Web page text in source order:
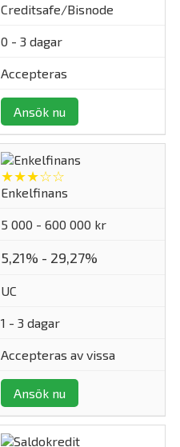
Creditsafe/Bisnode
0 - 3 dagar
Accepteras
Ansök nu
★★★☆☆
Enkelfinans
5 000 - 600 000 kr
5,21% - 29,27%
UC
1 - 3 dagar
Accepteras av vissa
Ansök nu